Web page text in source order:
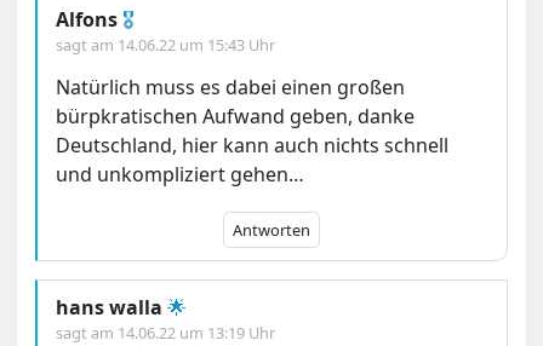
Alfons 🎖
sagt am 14.06.22 um 15:43 Uhr
Natürlich muss es dabei einen großen
bürpkratischen Aufwand geben, danke
Deutschland, hier kann auch nichts schnell
und unkompliziert gehen…
Antworten
hans walla 🌟
sagt am 14.06.22 um 13:19 Uhr